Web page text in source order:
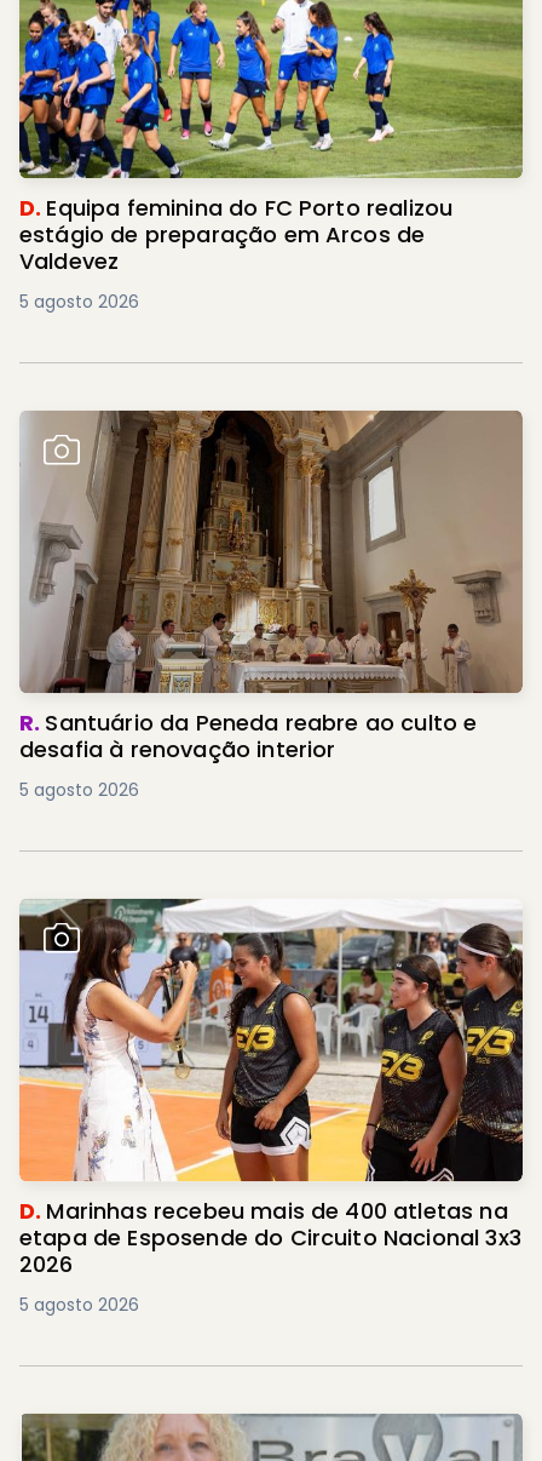
D. Equipa feminina do FC Porto realizou
estágio de preparação em Arcos de
Valdevez
5 agosto 2026
R. Santuário da Peneda reabre ao culto e
desafia à renovação interior
5 agosto 2026
D. Marinhas recebeu mais de 400 atletas na
etapa de Esposende do Circuito Nacional 3x3
2026
5 agosto 2026